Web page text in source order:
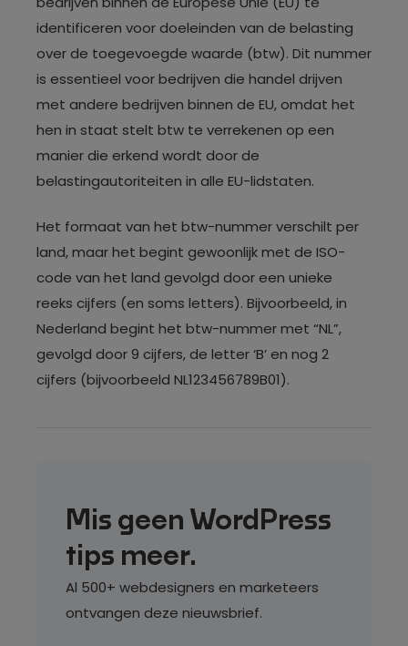
identificeren voor doeleinden van de belasting
over de toegevoegde waarde (btw). Dit nummer
is essentieel voor bedrijven die handel drijven
met andere bedrijven binnen de EU, omdat het
hen in staat stelt btw te verrekenen op een
manier die erkend wordt door de
belastingautoriteiten in alle EU-lidstaten.
Het formaat van het btw-nummer verschilt per
land, maar het begint gewoonlijk met de ISO-
code van het land gevolgd door een unieke
reeks cijfers (en soms letters). Bijvoorbeeld, in
Nederland begint het btw-nummer met “NL”,
gevolgd door 9 cijfers, de letter ‘B’ en nog 2
cijfers (bijvoorbeeld NL123456789B01).
Mis geen WordPress
tips meer.
Al 500+ webdesigners en marketeers
ontvangen deze nieuwsbrief.